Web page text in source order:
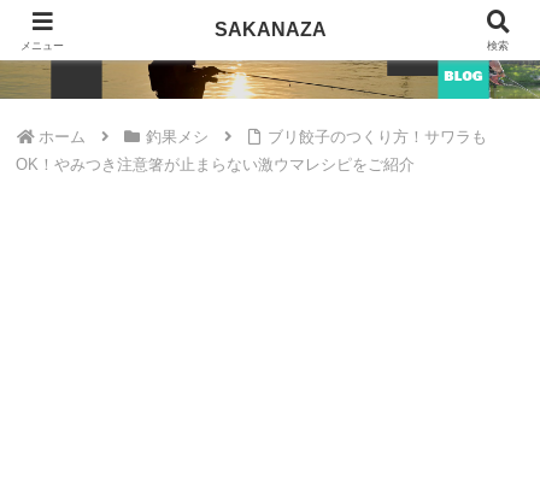
SAKANAZA
ホーム 釣果メシ
ブリ餃子のつくり方！サワラも
OK！やみつき注意箸が止まらない激ウマレシピをご紹介
メニュー
SAKANAZA
検索